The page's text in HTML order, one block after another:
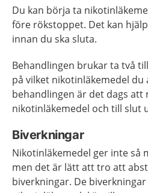
Du kan börja ta
före rökstoppet. Det kan
innan du ska sluta.
Behandlingen brukar ta två
på vilket nikotinläkemedel
behandlingen är det dags att
nikotinläkemedel och till slut
Biverkningar
Nikotinläkemedel ger inte så
men det är lätt att tro att
biverkningar. De